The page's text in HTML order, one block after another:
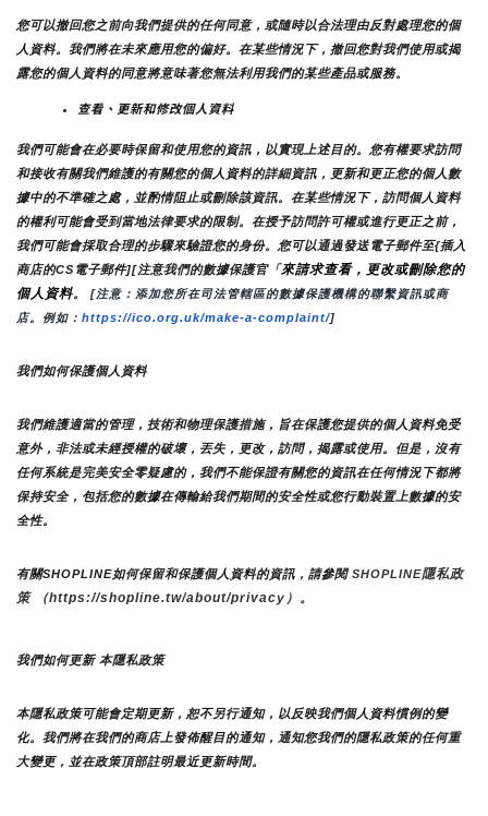
您可以撤回您之前向我們提供的任何同意，或隨時以合法理由反對處理您的個
人資料。我們將在未來應用您的偏好。在某些情況下，撤回您對我們使用或揭
露您的個人資料的同意將意味著您無法利用我們的某些產品或服務。
查看、更新和修改個人資料
我們可能會在必要時保留和使用您的資訊，以實現上述目的。您有權要求訪問
和接收有關我們維護的有關您的個人資料的詳細資訊，更新和更正您的個人數
據中的不準確之處，並酌情阻止或刪除該資訊。在某些情況下，訪問個人資料
的權利可能會受到當地法律要求的限制。在授予訪問許可權或進行更正之前，
我們可能會採取合理的步驟來驗證您的身份。您可以通過發送電子郵件至{插入
商店的CS電子郵件][注意我們的數據保護官「來請求查看，更改或刪除您的
個人資料。
[注意：添加您所在司法管轄區的數據保護機構的聯繫資訊或商
店。例如： https://ico.org.uk/make-a-complaint/]
我們如何保護個人資料
我們維護適當的管理，技術和物理保護措施，旨在保護您提供的個人資料免受
意外，非法或未經授權的破壞，丟失，更改，訪問，揭露或使用。但是，沒有
任何系統是完美安全零疑慮的，我們不能保證有關您的資訊在任何情況下都將
保持安全，包括您的數據在傳輸給我們期間的安全性或您行動裝置上數據的安
全性。
有關SHOPLINE如何保留和保護個人資料的資訊，請參閱 SHOPLINE隱私政
策 （https://shopline.tw/about/privacy）。
我們如何更新 本隱私政策
本隱私政策可能會定期更新，恕不另行通知，以反映我們個人資料慣例的變
化。我們將在我們的商店上發佈醒目的通知，通知您我們的隱私政策的任何重
大變更，並在政策頂部註明最近更新時間。